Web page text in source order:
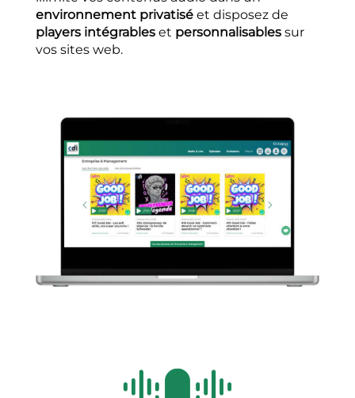
environnement privatiséet disposez de
players intégrableset personnalisablessur
vos sites web.